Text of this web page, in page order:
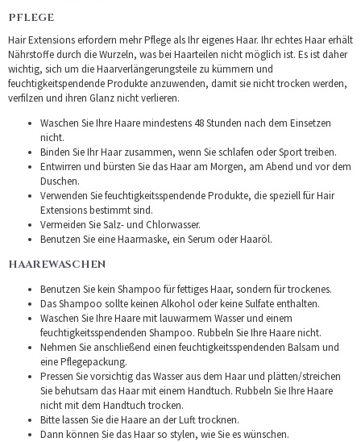
PFLEGE
Hair Extensions erfordern mehr Pflege als Ihr eigenes Haar. Ihr echtes Haar erhält
Nährstoffe durch die Wurzeln, was bei Haarteilen nicht möglich ist. Es ist daher
wichtig, sich um die Haarverlängerungsteile zu kümmern und
feuchtigkeitspendende Produkte anzuwenden, damit sie nicht trocken werden,
verfilzen und ihren Glanz nicht verlieren.
Waschen Sie Ihre Haare mindestens 48 Stunden nach dem Einsetzen
nicht.
Binden Sie Ihr Haar zusammen, wenn Sie schlafen oder Sport treiben.
Entwirren und bürsten Sie das Haar am Morgen, am Abend und vor dem
Duschen.
Verwenden Sie feuchtigkeitsspendende Produkte, die speziell für Hair
Extensions bestimmt sind.
Vermeiden Sie Salz- und Chlorwasser.
Benutzen Sie eine Haarmaske, ein Serum oder Haaröl.
HAAREWASCHEN
Benutzen Sie kein Shampoo für fettiges Haar, sondern für trockenes.
Das Shampoo sollte keinen Alkohol oder keine Sulfate enthalten.
Waschen Sie Ihre Haare mit lauwarmem Wasser und einem
feuchtigkeitsspendenden Shampoo. Rubbeln Sie Ihre Haare nicht.
Nehmen Sie anschließend einen feuchtigkeitsspendenden Balsam und
eine Pflegepackung.
Pressen Sie vorsichtig das Wasser aus dem Haar und plätten/streichen
Sie behutsam das Haar mit einem Handtuch. Rubbeln Sie Ihre Haare
nicht mit dem Handtuch trocken.
Bitte lassen Sie die Haare an der Luft trocknen.
Dann können Sie das Haar so stylen, wie Sie es wünschen.